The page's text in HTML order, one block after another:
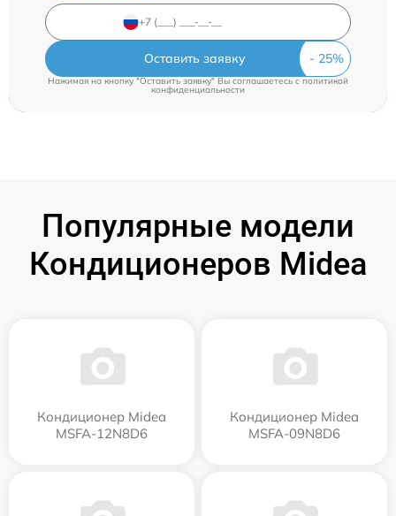
Оставить заявку
Нажимая на кнопку "Оставить заявку" Вы соглашаетесь cполитикой
конфиденциальности
Популярные модели
Кондиционеров Midea
Кондиционер Midea
MSFA-12N8D6
Кондиционер Midea
MSFA-09N8D6